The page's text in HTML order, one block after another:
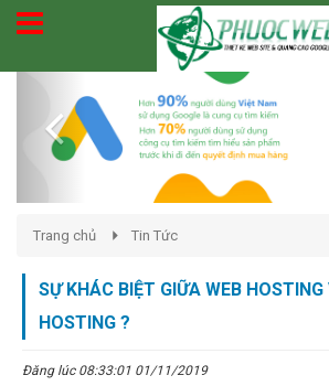
Trang chủ Tin Tức
SỰ KHÁC BIỆT GIỮA WEB HOSTING
HOSTING ?
Đăng lúc 08:33:01 01/11/2019